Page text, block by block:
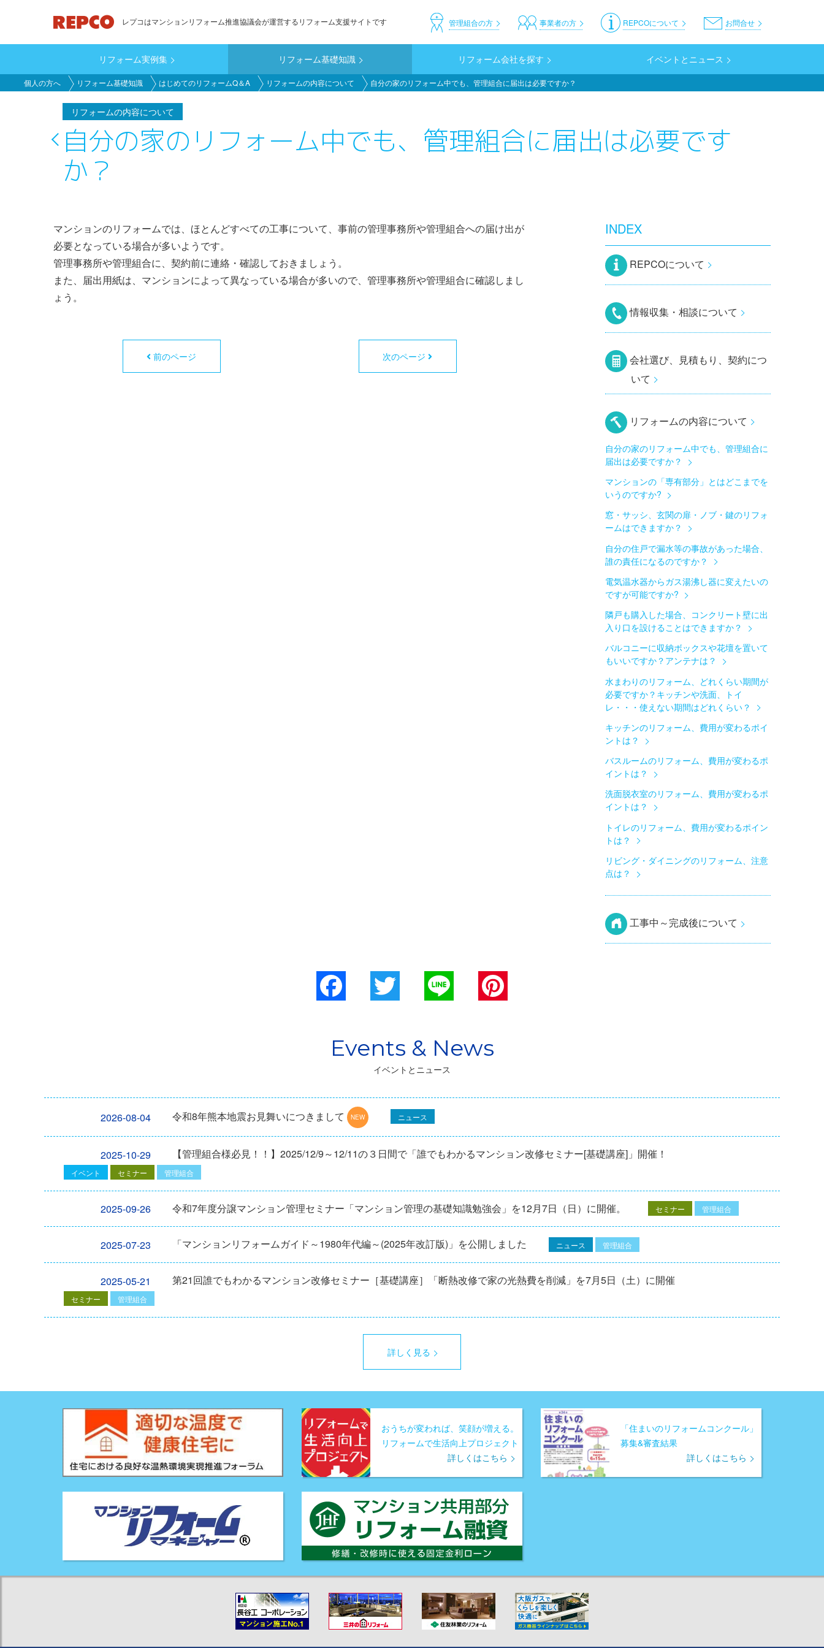
ン
ン
テ
レプコはマンションリフォーム推進協議会が運営するリフォーム支援サイトです header_customer お問合せ
REPCOについて
事業者の方
管理組合の方
main_customer
リフォーム実例集 リフォーム基礎知識 リフォーム会社を探す イベントとニュース
個人の方へ リフォーム基礎知識 はじめてのリフォームQ＆A リフォームの内容について 自分の家のリフォーム中でも、管理組合に届出は必要ですか？
リフォームの内容について
自分の家のリフォーム中でも、管理組合に届出は必要です
か？
マンションのリフォームでは、ほとんどすべての工事について、事前の管理事務所や管理組合への届け出が
必要となっている場合が多いようです。
管理事務所や管理組合に、契約前に連絡・確認しておきましょう。
また、届出用紙は、マンションによって異なっている場合が多いので、管理事務所や管理組合に確認しまし
ょう。
前のページ 次のページ
INDEX
REPCOについて
情報収集・相談について
会社選び、見積もり、契約につ
いて
リフォームの内容について
自分の家のリフォーム中でも、管理組合に
届出は必要ですか？
マンションの「専有部分」とはどこまでを
いうのですか?
窓・サッシ、玄関の扉・ノブ・鍵のリフォ
ームはできますか？
自分の住戸で漏水等の事故があった場合、
誰の責任になるのですか？
電気温水器からガス湯沸し器に変えたいの
ですが可能ですか?
隣戸も購入した場合、コンクリート壁に出
入り口を設けることはできますか？
バルコニーに収納ボックスや花壇を置いて
もいいですか？アンテナは？
水まわりのリフォーム、どれくらい期間が
必要ですか？キッチンや洗面、トイ
レ・・・使えない期間はどれくらい？
キッチンのリフォーム、費用が変わるポイ
ントは？
バスルームのリフォーム、費用が変わるポ
イントは？
洗面脱衣室のリフォーム、費用が変わるポ
イントは？
トイレのリフォーム、費用が変わるポイン
トは？
リビング・ダイニングのリフォーム、注意
点は？
工事中～完成後について
Facebook
イベントとニュース
2026-08-04 令和8年熊本地震お見舞いにつきまして ニュース
2025-10-29 【管理組合様必見！！】2025/12/9～12/11の３日間で「誰でもわかるマンション改修セミナー[基礎講座]」開催！
イベント セミナー 管理組合
2025-09-26 令和7年度分譲マンション管理セミナー「マンション管理の基礎知識勉強会」を12⽉7⽇（⽇）に開催。 セミナー 管理組合
2025-07-23 「マンションリフォームガイド～1980年代編～(2025年改訂版)」を公開しました ニュース 管理組合
2025-05-21 第21回誰でもわかるマンション改修セミナー［基礎講座］「断熱改修で家の光熱費を削減」を7月5日（土）に開催
セミナー 管理組合
詳しく見る
おうちが変われば、笑顔が増える。
リフォームで生活向上プロジェクト
詳しくはこちら
「住まいのリフォームコンクール」
募集&審査結果
詳しくはこちら